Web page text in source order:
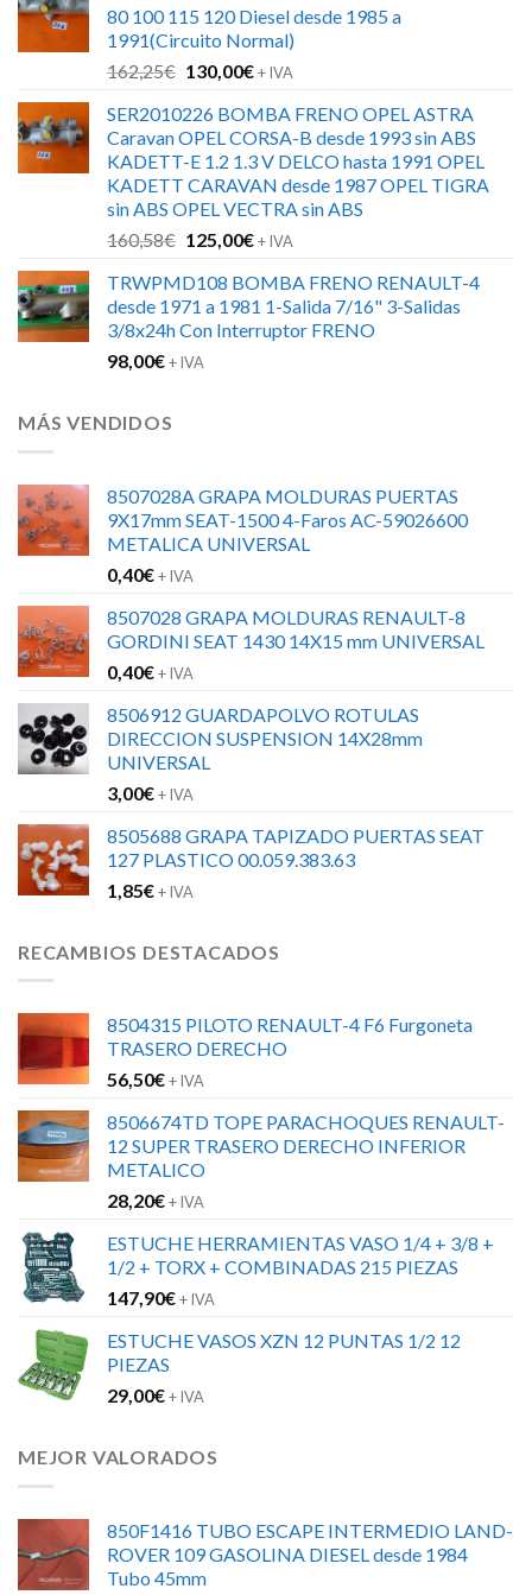
era:
126,00€.
es:
88,00€.
80 100 115 120 Diesel desde 1985 a
1991(Circuito Normal)
162,25€ El
original
era:
162,25€.
130,00€El
actual
es:
130,00€.
+ IVA
SER2010226 BOMBA FRENO OPEL ASTRA
Caravan OPEL CORSA-B desde 1993 sin ABS
KADETT-E 1.2 1.3 V DELCO hasta 1991 OPEL
KADETT CARAVAN desde 1987 OPEL TIGRA
sin ABS OPEL VECTRA sin ABS
160,58€ El
original
era:
160,58€.
125,00€El
actual
es:
125,00€.
+ IVA
TRWPMD108 BOMBA FRENO RENAULT-4
desde 1971 a 1981 1-Salida 7/16" 3-Salidas
3/8x24h Con Interruptor FRENO
98,00€+ IVA
MÁS VENDIDOS
8507028A GRAPA MOLDURAS PUERTAS
9X17mm SEAT-1500 4-Faros AC-59026600
METALICA UNIVERSAL
0,40€+ IVA
8507028 GRAPA MOLDURAS RENAULT-8
GORDINI SEAT 1430 14X15 mm UNIVERSAL
0,40€+ IVA
8506912 GUARDAPOLVO ROTULAS
DIRECCION SUSPENSION 14X28mm
UNIVERSAL
3,00€+ IVA
8505688 GRAPA TAPIZADO PUERTAS SEAT
127 PLASTICO 00.059.383.63
1,85€+ IVA
RECAMBIOS DESTACADOS
8504315 PILOTO RENAULT-4 F6 Furgoneta
TRASERO DERECHO
56,50€+ IVA
8506674TD TOPE PARACHOQUES RENAULT-
12 SUPER TRASERO DERECHO INFERIOR
METALICO
28,20€+ IVA
ESTUCHE HERRAMIENTAS VASO 1/4 + 3/8 +
1/2 + TORX + COMBINADAS 215 PIEZAS
147,90€+ IVA
ESTUCHE VASOS XZN 12 PUNTAS 1/2 12
PIEZAS
29,00€+ IVA
MEJOR VALORADOS
850F1416 TUBO ESCAPE INTERMEDIO LAND-
ROVER 109 GASOLINA DIESEL desde 1984
Tubo 45mm